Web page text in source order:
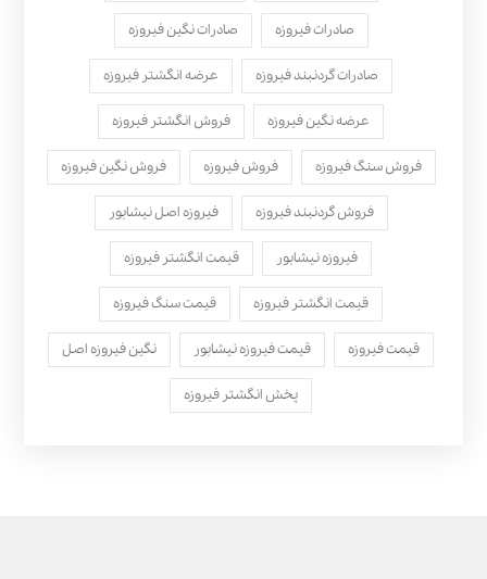
صادرات فیروزه صادرات نگین فیروزه
صادرات گردنبند فیروزه عرضه انگشتر فیروزه
عرضه نگین فیروزه فروش انگشتر فیروزه
فروش سنگ فیروزه فروش فیروزه فروش نگین فیروزه
فروش گردنبند فیروزه فیروزه اصل نیشابور
فیروزه نیشابور قیمت انگشتر فیروزه
قیمت انگشتر فیروزه قیمت سنگ فیروزه
قیمت فیروزه قیمت فیروزه نیشابور نگین فیروزه اصل
پخش انگشتر فیروزه